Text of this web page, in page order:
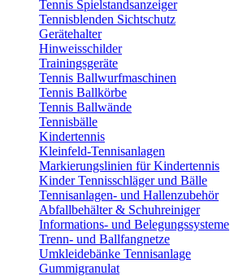
Tennis Spielstandsanzeiger
Tennisblenden Sichtschutz
Gerätehalter
Hinweisschilder
Trainingsgeräte
Tennis Ballwurfmaschinen
Tennis Ballkörbe
Tennis Ballwände
Tennisbälle
Kindertennis
Kleinfeld-Tennisanlagen
Markierungslinien für Kindertennis
Kinder Tennisschläger und Bälle
Tennisanlagen- und Hallenzubehör
Abfallbehälter & Schuhreiniger
Informations- und Belegungssysteme
Trenn- und Ballfangnetze
Umkleidebänke Tennisanlage
Gummigranulat